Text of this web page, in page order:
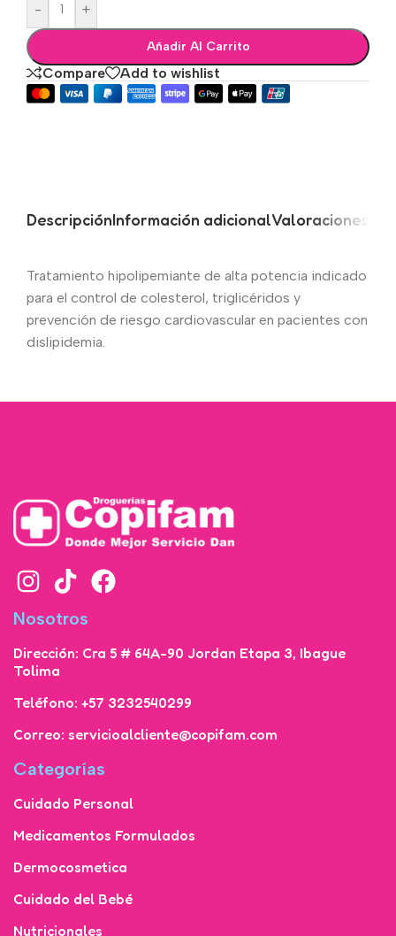
- +
Añadir Al Carrito
Compare Add to wishlist
DescripciónInformación adicionalValoraciones (0)
Tratamiento hipolipemiante de alta potencia indicado
para el control de colesterol, triglicéridos y
prevención de riesgo cardiovascular en pacientes con
dislipidemia.
Nosotros
Dirección: Cra 5 # 64A-90 Jordan Etapa 3, Ibague
Tolima
Teléfono: +57 3232540299
Correo: servicioalcliente@copifam.com
Categorías
Cuidado Personal
Medicamentos Formulados
Dermocosmetica
Cuidado del Bebé
Nutricionales